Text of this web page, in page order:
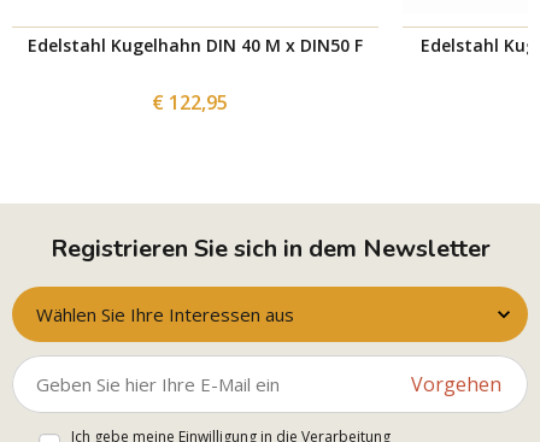
Edelstahl Kugelhahn DIN 40 M x DIN50 F
€ 122,95
Edelstahl
Registrieren Sie sich in dem Newsletter
Wählen Sie Ihre Interessen aus
Vorgehen
Ich gebe meine Einwilligung in die Verarbeitung